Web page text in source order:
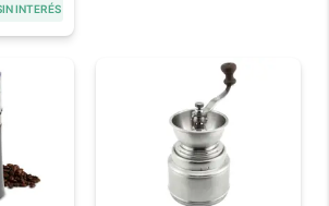
INTERÉS